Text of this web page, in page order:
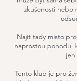
zkušenosti nebo
Najít tady místo
naprostou pohodu,
jen
Tento klub je pro